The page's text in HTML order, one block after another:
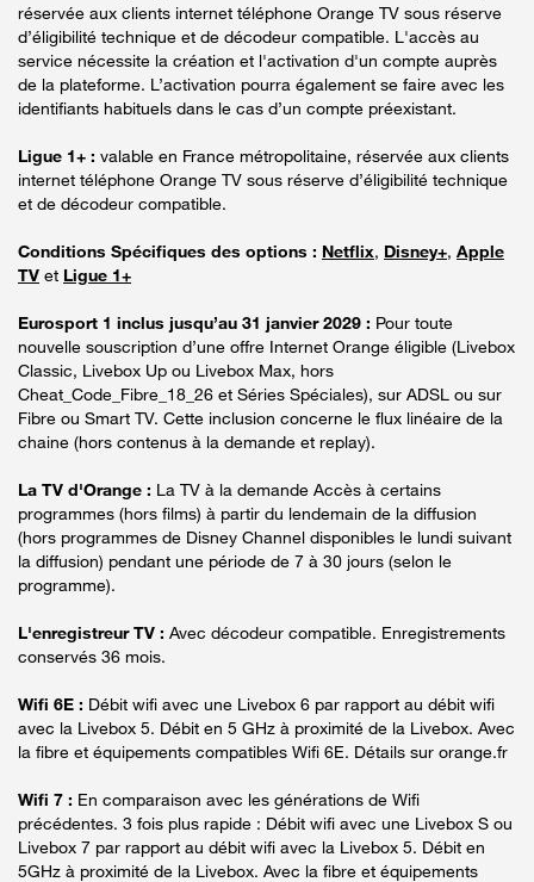
réservée aux clients internet téléphone Orange TV sous réserve
d’éligibilité technique et de décodeur compatible. L'accès au
service nécessite la création et l'activation d'un compte auprès
de la plateforme. L’activation pourra également se faire avec les
identifiants habituels dans le cas d’un compte préexistant.
Ligue 1+ : valable en France métropolitaine, réservée aux clients
internet téléphone Orange TV sous réserve d’éligibilité technique
et de décodeur compatible.
Conditions Spécifiques des options : Netflix, Disney+, Apple
TV et Ligue 1+
Eurosport 1 inclus jusqu’au 31 janvier 2029 : Pour toute
nouvelle souscription d’une offre Internet Orange éligible (Livebox
Classic, Livebox Up ou Livebox Max, hors
Cheat_Code_Fibre_18_26 et Séries Spéciales), sur ADSL ou sur
Fibre ou Smart TV. Cette inclusion concerne le flux linéaire de la
chaine (hors contenus à la demande et replay).
La TV d'Orange : La TV à la demande Accès à certains
programmes (hors films) à partir du lendemain de la diffusion
(hors programmes de Disney Channel disponibles le lundi suivant
la diffusion) pendant une période de 7 à 30 jours (selon le
programme).
L'enregistreur TV : Avec décodeur compatible. Enregistrements
conservés 36 mois.
Wifi 6E : Débit wifi avec une Livebox 6 par rapport au débit wifi
avec la Livebox 5. Débit en 5 GHz à proximité de la Livebox. Avec
la fibre et équipements compatibles Wifi 6E. Détails sur orange.fr
Wifi 7 : En comparaison avec les générations de Wifi
précédentes. 3 fois plus rapide : Débit wifi avec une Livebox S ou
Livebox 7 par rapport au débit wifi avec la Livebox 5. Débit en
5GHz à proximité de la Livebox. Avec la fibre et équipements